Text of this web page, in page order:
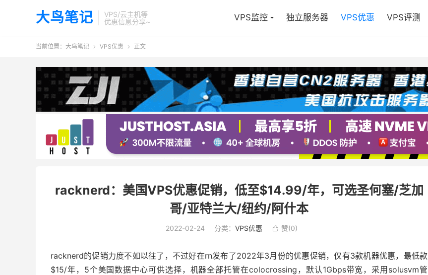
大鸟笔记
VPS/云主机等
优惠信息分享~
VPS监控 独立服务器 VPS优惠 VPS评测
当前位置： 大鸟笔记  VPS优惠  正文
racknerd：美国VPS优惠促销，低至$14.99/年，可选圣何塞/芝加
哥/亚特兰大/纽约/阿什本
2022-02-24 分类： VPS优惠  赞(0)
racknerd的促销力度不如以往了，不过好在rn发布了2022年3月份的优惠促销，仅有3款机器优惠，最低款
$15/年，5个美国数据中心可供选择，机器全部托管在colocrossing，默认1Gbps带宽，采用solusvm管